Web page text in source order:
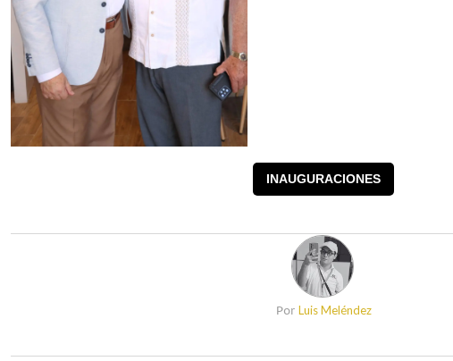
INAUGURACIONES
Por Luis Meléndez